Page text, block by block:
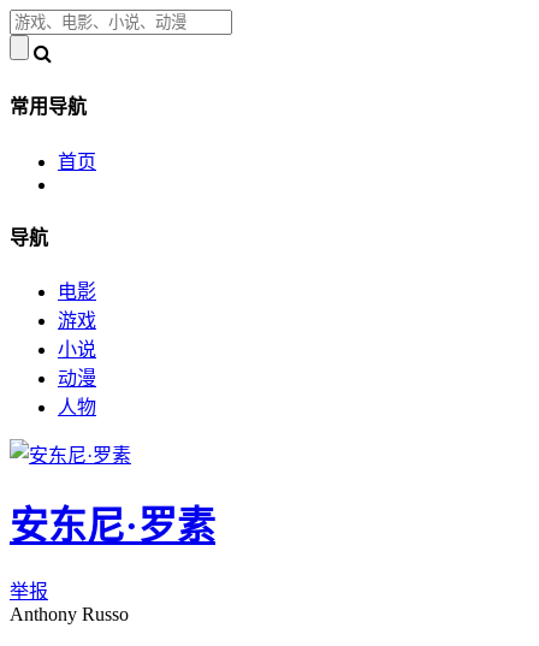
常用导航
首页
导航
电影
游戏
小说
动漫
人物
安东尼·罗素
举报
Anthony Russo